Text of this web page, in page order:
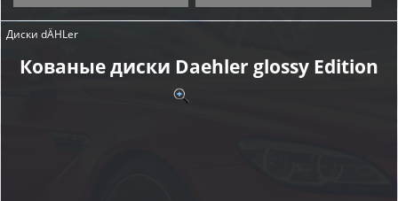
Диски dÄHLer
Кованые диски Daehler glossy Edition